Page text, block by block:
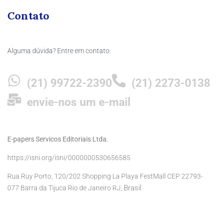
Contato
Alguma dúvida? Entre em contato:
(21) 99722-2390
(21) 2273-0138
envie-nos um e-mail
E-papers Servicos Editoriais Ltda.
https://isni.org/isni/0000000530656585
Rua Ruy Porto, 120/202 Shopping La Playa FestMall CEP 22793-
077 Barra da Tijuca Rio de Janeiro RJ, Brasil